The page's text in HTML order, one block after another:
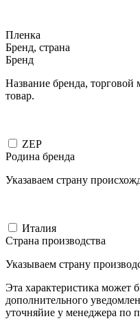
Пленка
Бренд, страна
Бренд
Название бренда, торговой
товар.
ZEP
Родина бренда
Указаваем страну
Италия
Страна производства
Указываем страну
Эта характеристика может
дополнительного
уточняйие у менеджера по